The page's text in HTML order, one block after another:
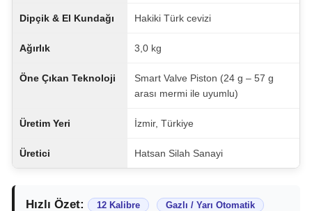
Dipçik & El Kundağı Hakiki Türk cevizi
Ağırlık 3,0 kg
Öne Çıkan Teknoloji
Smart Valve Piston (24 g – 57 g
arası mermi ile uyumlu)
Üretim Yeri İzmir, Türkiye
Üretici Hatsan Silah Sanayi
Hızlı Özet: 12 Kalibre
Gazlı / Yarı Otomatik